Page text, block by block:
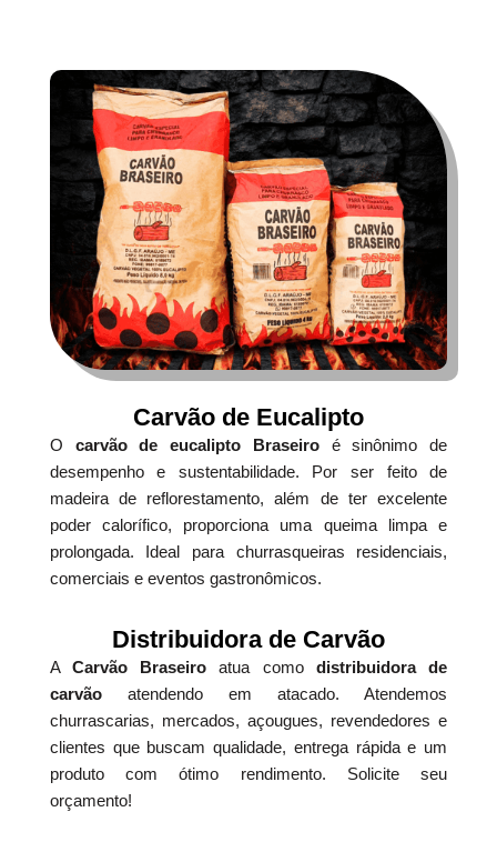
Carvão de Eucalipto
O carvão de eucalipto Braseiroé sinônimo de
desempenho e sustentabilidade. Por ser feito de
madeira de reflorestamento, além de ter excelente
poder calorífico, proporciona uma queima limpa e
prolongada. Ideal para churrasqueiras residenciais,
comerciais e eventos gastronômicos.
Distribuidora de Carvão
ACarvão Braseiro atua como distribuidora de
carvãoatendendo em atacado. Atendemos
churrascarias, mercados, açougues, revendedores e
clientes que buscam qualidade, entrega rápida e um
produto com ótimo rendimento. Solicite seu
orçamento!